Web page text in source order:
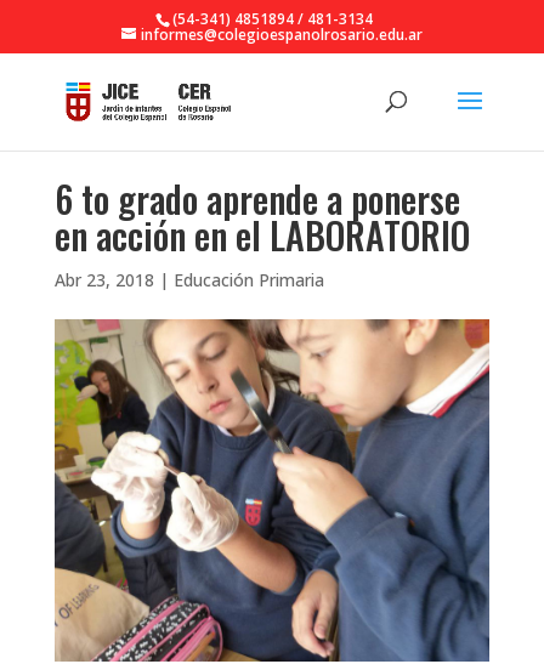
(54-341) 4851894 / 481-3134
informes@colegioespanolrosario.edu.ar
6 to grado aprende a ponerse
en acción en el LABORATORIO
Abr 23, 2018 | Educación Primaria